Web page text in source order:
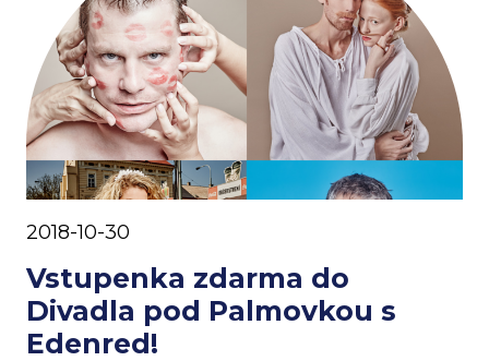
2018-10-30
Vstupenka zdarma do
Divadla pod Palmovkou s
Edenred!